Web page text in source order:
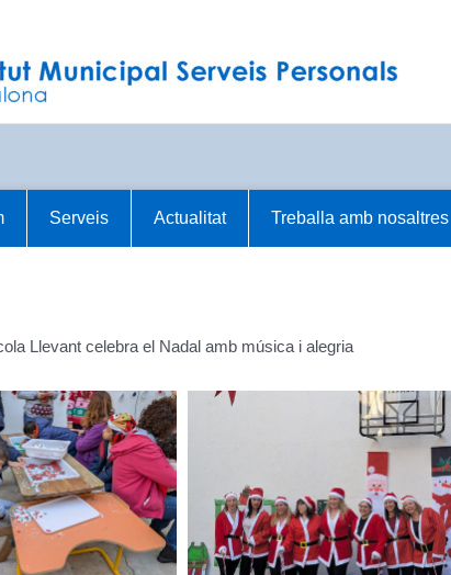
Serveis Actualitat Treballa amb nosaltres
Llevant celebra el Nadal amb música i alegria